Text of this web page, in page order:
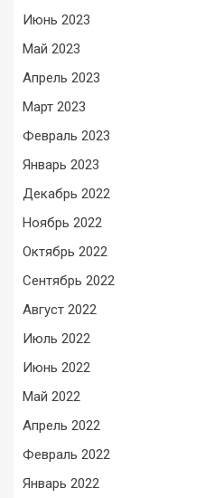
Июнь 2023
Май 2023
Апрель 2023
Март 2023
Февраль 2023
Январь 2023
Декабрь 2022
Ноябрь 2022
Октябрь 2022
Сентябрь 2022
Август 2022
Июль 2022
Июнь 2022
Май 2022
Апрель 2022
Февраль 2022
Январь 2022